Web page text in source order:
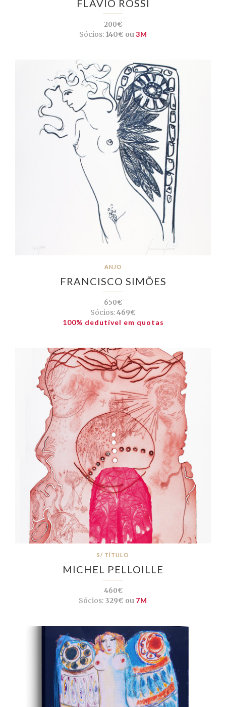
FLÁVIO ROSSI
200€
Sócios:140€ ou3M
ANJO
FRANCISCO SIMÕES
650€
Sócios:469€
100% dedutível em quotas
S/ TÍTULO
MICHEL PELLOILLE
460€
Sócios: 329€ ou 7M